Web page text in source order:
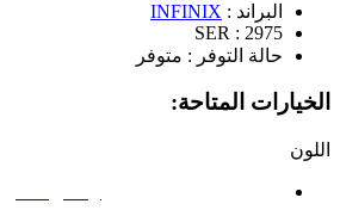
البراند : INFINIX
SER : 2975
حالة التوفر : متوفر
الخيارات المتاحة:
اللون